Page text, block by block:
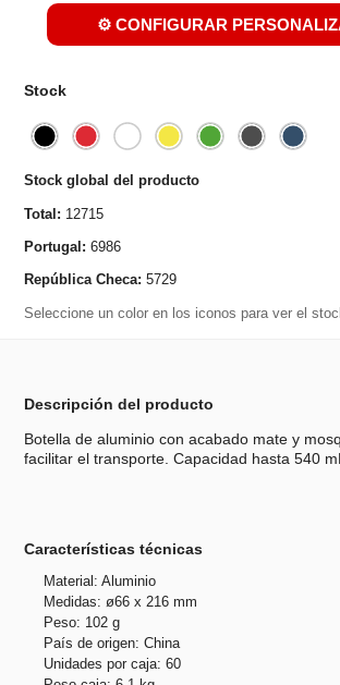
⚙️ CONFIGURAR
Stock
Stock global del producto
Total: 12715
Portugal: 6986
República Checa: 5729
Seleccione un color en los iconos para ver el
Descripción del producto
Botella de aluminio con acabado mate y
facilitar el transporte. Capacidad hasta 540
Características técnicas
Material: Aluminio
Medidas: ø66 x 216 mm
Peso: 102 g
País de origen: China
Unidades por caja: 60